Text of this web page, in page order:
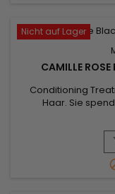
Nicht auf Lager
CAMILLE ROSE
Conditioning
Haar. Sie
Haarschaft und
schwarzem
und stärkenden
Chebe, einer